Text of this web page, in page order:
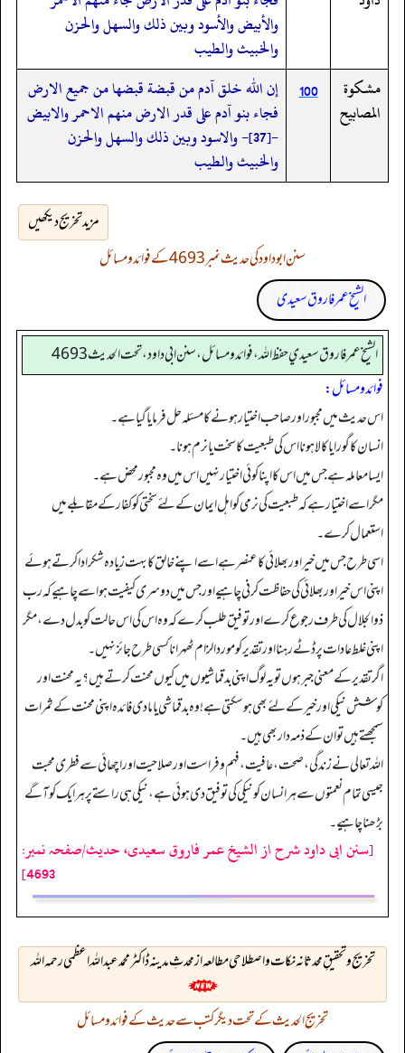
والأبيض والأسود وبين ذلك والسهل والحزن
والخبيث والطيب
مشكوة
المصابيح
100
إن الله خلق آدم من قبضة قبضها من جميع الارض
فجاء بنو آدم على قدر الارض منهم الاحمر والابيض
-[37]- والاسود وبين ذلك والسهل والحزن
والخبيث والطيب
مزید تخریج دیکھیں
سنن ابوداود کی حدیث نمبر 4693 کے فوائد و مسائل
الشیخ عمر فاروق سعیدی
الشيخ عمر فاروق سعيدي حفظ الله، فوائد و مسائل، سنن ابي داود ، تحت الحديث 4693
فوائد ومسائل:
اس حدیث میں مجبور اور صاحب اختیار ہونے کا مسئلہ حل فرمایا گیا ہے۔
انسان کا گورا یا کالا ہونا اس کی طبعیت کا سخت یا نرم ہونا۔
ایسا معاملہ ہے جس میں اس کا اپنا کوئی اختیار نہیں اس میں وہ مجبور محض ہے۔
مگر اسے اختیار ہے کہ طبعیت کی نرمی کو اہل ایمان کے لئے سختی کو کفار کے مقابلے میں
استعمال کرے۔
اسی طرح جس میں خیر اور بھلائی کا عنصر ہے اسے اپنے خالق کا بہت زیادہ شکر ادا کرتے ہوئے
اپنی اس خیر اور بھلائی کی حفاظت کرنی چاہیے اور جس میں دوسری کیفیت ہو اسے چاہیے کہ رب
ذوالجلال کی طرف رجوع کرے اور توفیق طلب کرے کہ وہ اس کی اس حالت کو بدل دے، مگر
اپنی غلط عادات پر ڈٹے رہنا اور تقدیر کو مورد الزام ٹھہرانا کسی طرح جائز نہیں۔
اگر تقدیر کے معنی جبر ہوں تو یہ لوگ اپنی بد قماشیوں میں کیوں محنت کرتے ہیں؟ یہ محنت اور
کوشش نیکی اور خیر کے لئے بھی ہو سکتی ہے!وہ بد قماشی یا مادی فائدہ اپنی محنت کے ثمرات
سمجھتے ہیں تو ان کے ذمہ دار بھی ہیں۔
اللہ تعالی نے زندگی، صحت،عافیت، فہم وفراست اور صلاحیت اور اچھائی سے فطری محبت
جیسی تمام نعمتوں سے ہر انسان کو نیکی کی توفیق دی ہوئی ہے، نیکی ہی راستے پر ہر ایک کو آگے
بڑھنا چاہیے۔
[سنن ابی داود شرح از الشیخ عمر فاروق سعیدی، حدیث/صفحہ نمبر:
4693]
تخريج وتحقيقِ محدثانہ نکات و اصطلاحی مطالعہ از محدثِ مدینہ ڈاکٹر محمد عبداللہ اعظمی رحمہ اللہ
تخریج الحدیث کے تحت دیگر کتب سے حدیث کے فوائد و مسائل